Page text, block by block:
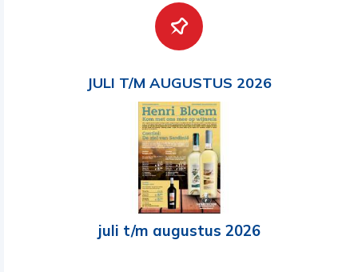
JULI T/M AUGUSTUS 2026
juli t/m augustus 2026